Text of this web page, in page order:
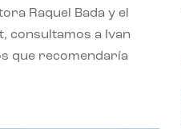
Raquel Bada y el
consultamos a Ivan
que recomendaría